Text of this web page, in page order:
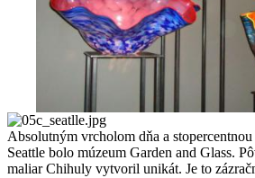
Absolutným vrcholom dňa a
Seattle bolo múzeum Garden and Glass.
maliar Chihuly vytvoril unikát. Je to